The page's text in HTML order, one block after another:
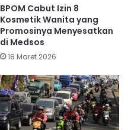
BPOM Cabut Izin 8
Kosmetik Wanita yang
Promosinya Menyesatkan
di Medsos
18 Maret 2026